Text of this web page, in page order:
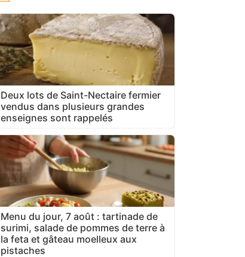
Deux lots de Saint-Nectaire fermier
vendus dans plusieurs grandes
enseignes sont rappelés
Menu du jour, 7 août : tartinade de
surimi, salade de pommes de terre à
la feta et gâteau moelleux aux
pistaches